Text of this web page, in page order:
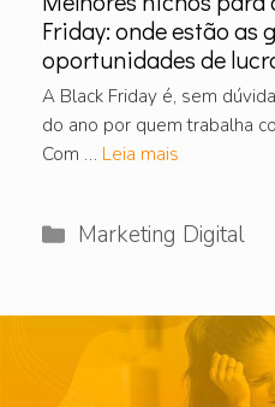
Friday: onde estão as
oportunidades de
A Black Friday é, sem
do ano por quem trabalha
Com … Leia mais
Categorias
Marketing Digital